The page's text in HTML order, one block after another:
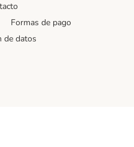
Formas de pago
de datos